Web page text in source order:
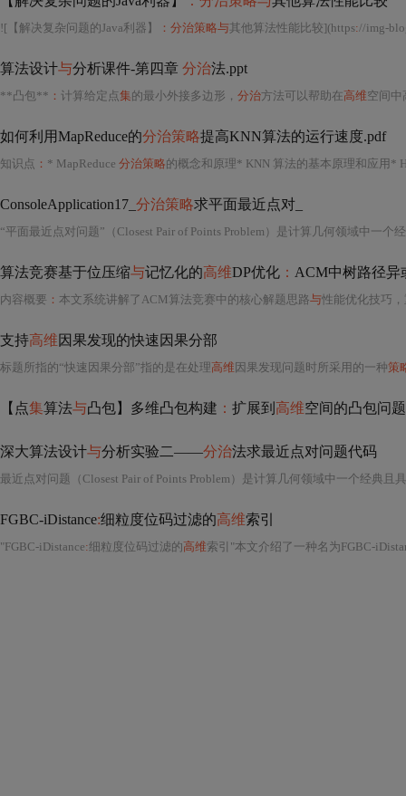
![【解决复杂问题的Java利器】 ：分治策略与其他算法性能比较](https://img-
算法设计与分析课件-第四章 分治法.ppt
**凸包** ： 计算给定点集的最小外接多边形， 分治方法可以帮助在高维空间中
如何利用MapReduce的分治策略提高KNN算法的运行速度.pdf
知识点 ： * MapReduce 分治策略的概念和原理* KNN 算法的基本原理和应用*
ConsoleApplication17_ 分治策略求平面最近点对_
算法竞赛基于位压缩与记忆化的高维DP优化 ： ACM中树路径异
内容概要 ： 本文系统讲解了ACM算法竞赛中的核心解题思路与性能优化技巧，重点围绕
支持高维因果发现的快速因果分部
标题所指的“快速因果分部”指的是在处理高维 因果发现问题时所采用的一种策
【点集算法与凸包】多维凸包构建 ： 扩展到 高维空间的凸包问
深大算法设计与分析实验二——分治法求最近点对问题代码
最近点对问题（Closest Pair of Points Problem）是计算几何领域中一个经典且
FGBC-iDistance:细粒度位码过滤的高维索引
"FGBC-iDistance:细粒度位码过滤的高维索引"本文介绍了一种名为FGBC-